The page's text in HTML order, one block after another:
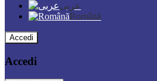
عربى
Română
Accedi
Accedi